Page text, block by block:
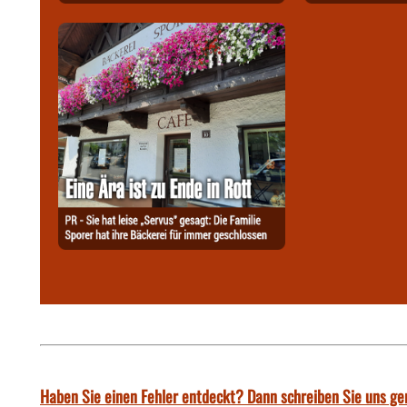
Haben Sie einen Fehler entdeckt? Dann schreiben Sie uns